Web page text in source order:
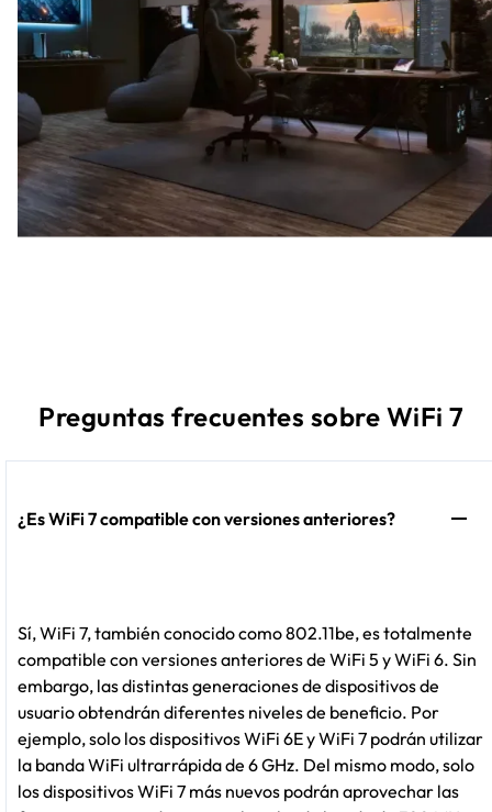
Preguntas frecuentes sobre WiFi 7
¿Es WiFi 7 compatible con versiones anteriores?
Sí, WiFi 7, también conocido como 802.11be, es totalmente
compatible con versiones anteriores de WiFi 5 y WiFi 6. Sin
embargo, las distintas generaciones de dispositivos de
usuario obtendrán diferentes niveles de beneficio. Por
ejemplo, solo los dispositivos WiFi 6E y WiFi 7 podrán utilizar
la banda WiFi ultrarrápida de 6 GHz. Del mismo modo, solo
los dispositivos WiFi 7 más nuevos podrán aprovechar las